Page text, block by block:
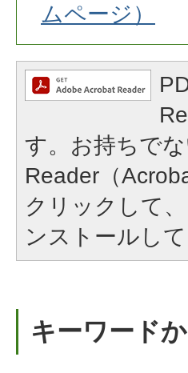
ムページ）
す。お持ちで
Reader（
クリックして
ンストールして
キーワード